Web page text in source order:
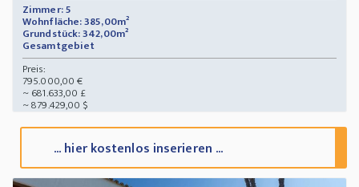
Zimmer: 5
Wohnfläche: 385,00m²
Grundstück: 342,00m²
Gesamtgebiet
Preis:
795.000,00 €
~ 681.633,00 £
~ 879.429,00 $
... hier kostenlos inserieren ...